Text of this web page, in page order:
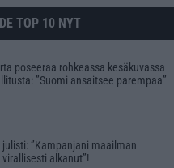
TOP 10 NYT
poseeraa rohkeassa kesäkuvassa
”Suomi ansaitsee parempaa”
julisti: ”Kampanjani maailman
alkanut”!